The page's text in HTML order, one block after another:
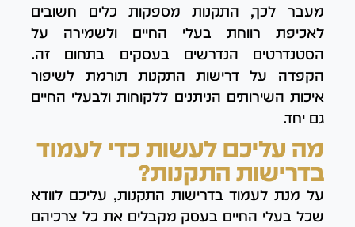
מעבר לכך, התקנות מספקות כלים חשובים
לאכיפת רווחת בעלי החיים ולשמירה על
הסטנדרטים הנדרשים בעסקים בתחום זה.
הקפדה על דרישות התקנות תורמת לשיפור
איכות השירותים הניתנים ללקוחות ולבעלי החיים
גם יחד.
מה עליכם לעשות כדי לעמוד
בדרישות התקנות?
על מנת לעמוד בדרישות התקנות, עליכם לוודא
שכל בעלי החיים בעסק מקבלים את כל צרכיהם